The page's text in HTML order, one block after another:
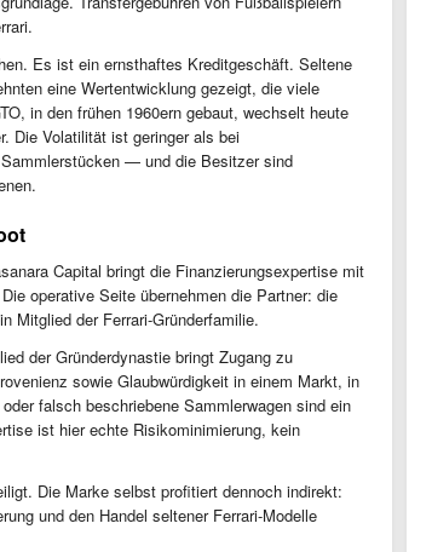
Es ist ein ernsthaftes Kreditgeschäft. Seltene
eine Wertentwicklung gezeigt, die viele
in den frühen 1960ern gebaut, wechselt heute
Die Volatilität ist geringer als bei
— und die Besitzer sind
Capital bringt die Finanzierungsexpertise mit
operative Seite übernehmen die Partner: die
Mitglied der Ferrari-Gründerfamilie.
der Gründerdynastie bringt Zugang zu
sowie Glaubwürdigkeit in einem Markt, in
falsch beschriebene Sammlerwagen sind ein
ist hier echte Risikominimierung, kein
Die Marke selbst profitiert dennoch indirekt:
und den Handel seltener Ferrari-Modelle